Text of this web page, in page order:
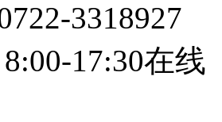
3318927
17:30在线